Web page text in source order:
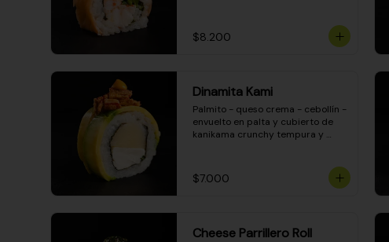
$8.200
Dinamita Kami
Palmito - queso crema - cebollín -
envuelto en palta y cubierto de
kanikama crunchy tempura y
$7.000
Cheese Parrillero Roll